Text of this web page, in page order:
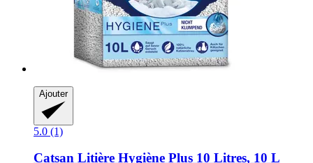
Ajouter
5.0 (1)
Catsan Litière Hygiène Plus 10 Litres, 10 L